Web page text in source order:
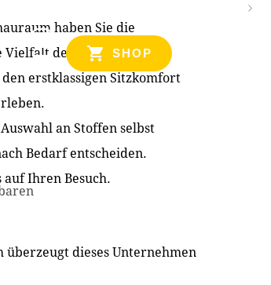
SHOP
haben Sie die
Vielfalt der Produkte zu
erstklassigen Sitzkomfort
an Stoffen selbst
Bedarf entscheiden.
Ihren Besuch.
dieses Unternehmen